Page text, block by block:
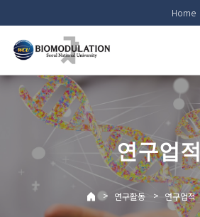
로
메
Home
연구업적
> 연구활동 > 연구업적